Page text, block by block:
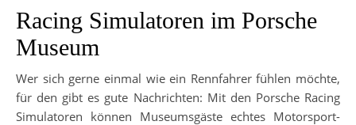
Racing Simulatoren im Porsche
Museum
Wer sich gerne einmal wie ein Rennfahrer fühlen möchte,
für den gibt es gute Nachrichten: Mit den Porsche Racing
Simulatoren können Museumsgäste echtes Motorsport-